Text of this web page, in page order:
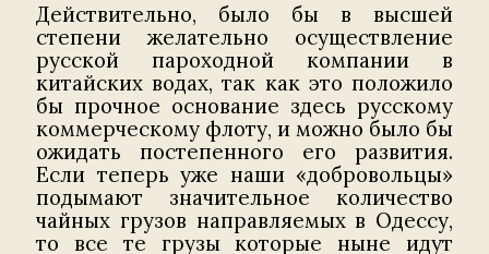
Действительно, было бы в высшей
степени желательно осуществление
русской пароходной компании в
китайских водах, так как это положило
бы прочное основание здесь русскому
коммерческому флоту, и можно было бы
ожидать постепенного его развития.
Если теперь уже наши «добровольцы»
подымают значительное количество
чайных грузов направляемых в Одессу,
то все те грузы которые ныне идут